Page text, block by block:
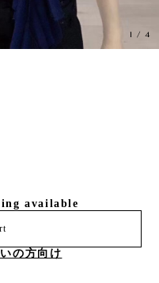
1 /4
available
の方向け